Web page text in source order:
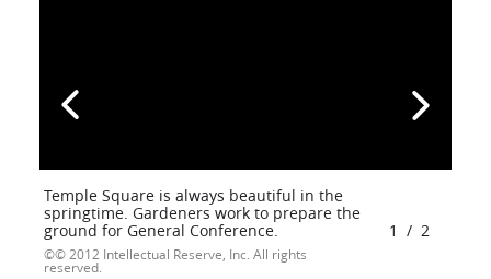
Temple Square is always beautiful in the
springtime. Gardeners work to prepare the
ground for General Conference.
© 2012 Intellectual Reserve, Inc. All rights
reserved.
1 / 2